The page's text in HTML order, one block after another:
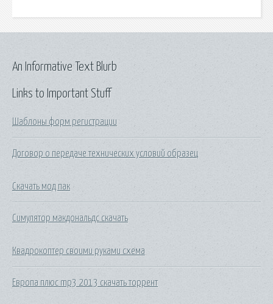
Links to Important Stuff
Шаблоны форм регистрации
Договор о передаче технических условий образец
Скачать мод пак
Симулятор макдональдс скачать
Квадрокоптер своими руками схема
Европа плюс mp3 2013 скачать торрент
An Informative Text Blurb